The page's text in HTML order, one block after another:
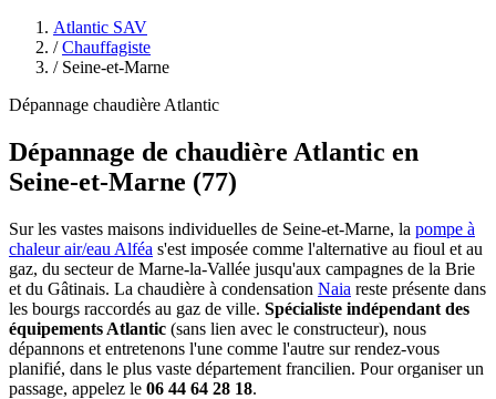
Atlantic SAV
/ Chauffagiste
/ Seine-et-Marne
Dépannage chaudière Atlantic
Dépannage de chaudière Atlantic en
Seine-et-Marne (77)
Sur les vastes maisons individuelles de Seine-et-Marne, la pompe à
chaleur air/eau Alféa s'est imposée comme l'alternative au fioul et au
gaz, du secteur de Marne-la-Vallée jusqu'aux campagnes de la Brie
et du Gâtinais. La chaudière à condensation Naia reste présente dans
les bourgs raccordés au gaz de ville. Spécialiste indépendant des
équipements Atlantic (sans lien avec le constructeur), nous
dépannons et entretenons l'une comme l'autre sur rendez-vous
planifié, dans le plus vaste département francilien. Pour organiser un
passage, appelez le 06 44 64 28 18.